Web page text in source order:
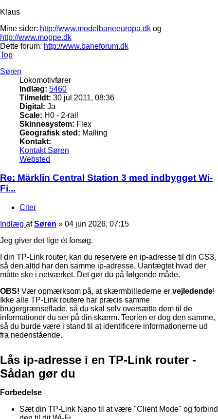
Klaus
Mine sider: http://www.modelbaneeuropa.dk og
http://www.moppe.dk
Dette forum: http://www.baneforum.dk
Top
Søren
Lokomotivfører
Indlæg: 5460
Tilmeldt: 30 jul 2011, 08:36
Digital: Ja
Scale: H0 - 2-rail
Skinnesystem: Flex
Geografisk sted: Malling
Kontakt:
Kontakt Søren
Websted
Re: Märklin Central Station 3 med indbygget Wi-
Fi...
Citer
Indlæg afSøren » 04 jun 2026, 07:15
Jeg giver det lige ét forsøg.
I din TP-Link router, kan du reservere en ip-adresse til din CS3,
så den altid har den samme ip-adresse. Uanfægtet hvad der
måtte ske i netværket. Det gør du på følgende måde.
OBS! Vær opmærksom på, at skærmbillederne er vejledende!
Ikke alle TP-Link routere har præcis samme
brugergrænseflade, så du skal selv oversætte dem til de
informationer du ser på din skærm. Teorien er dog den samme,
så du burde være i stand til at identificere informationerne ud
fra nedenstående.
Lås ip-adresse i en TP-Link router -
Sådan gør du
Forbedelse
Sæt din TP-Link Nano til at være "Client Mode" og forbind